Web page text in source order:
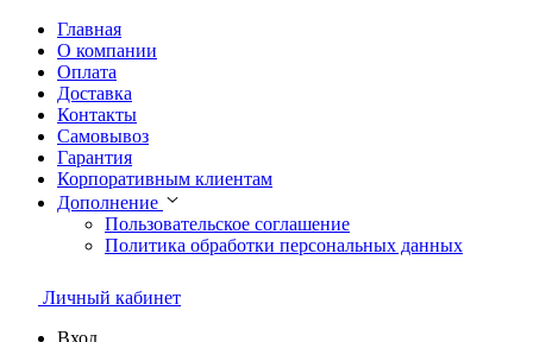
Главная
О компании
Оплата
Доставка
Контакты
Самовывоз
Гарантия
Корпоративным клиентам
Дополнение
Пользовательское соглашение
Политика обработки персональных данных
Личный кабинет
Вход